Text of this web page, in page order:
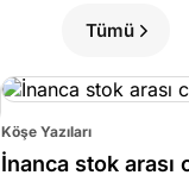
Tümü
Köşe Yazıları
İnanca stok arası